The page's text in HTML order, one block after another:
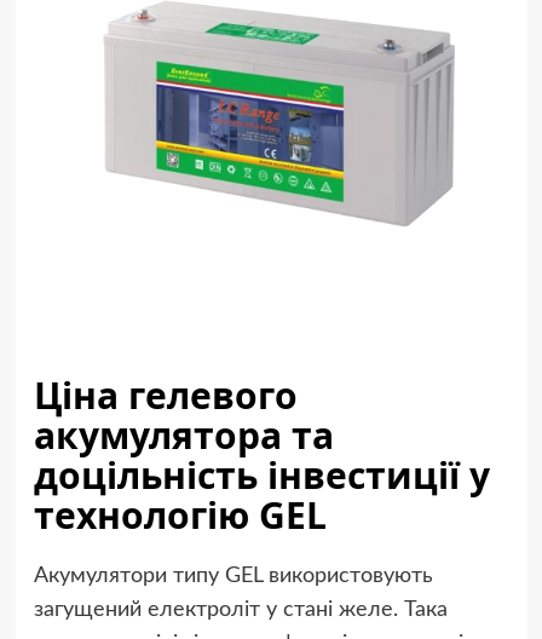
Ціна гелевого
акумулятора та
доцільність інвестиції у
технологію GEL
Акумулятори типу GEL використовують
загущений електроліт у стані желе. Така